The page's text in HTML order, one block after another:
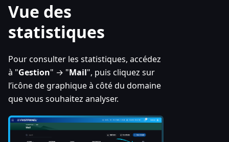
Vue des
statistiques
Pour consulter les statistiques, accédez
à "Gestion" → "Mail", puis cliquez sur
l’icône de graphique à côté du domaine
que vous souhaitez analyser.